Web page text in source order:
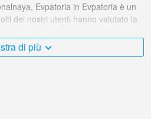
Evpatoria in Evpatoria è un
dei nostri utenti hanno valutato la
moltissimi posti che mi
di più